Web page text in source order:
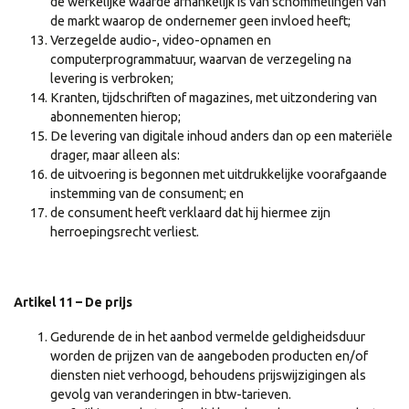
de markt waarop de ondernemer geen invloed heeft;
Verzegelde audio-, video-opnamen en
computerprogrammatuur, waarvan de verzegeling na
levering is verbroken;
Kranten, tijdschriften of magazines, met uitzondering van
abonnementen hierop;
De levering van digitale inhoud anders dan op een materiële
drager, maar alleen als:
de uitvoering is begonnen met uitdrukkelijke voorafgaande
instemming van de consument; en
de consument heeft verklaard dat hij hiermee zijn
herroepingsrecht verliest.
Artikel 11 – De prijs
Gedurende de in het aanbod vermelde geldigheidsduur
worden de prijzen van de aangeboden producten en/of
diensten niet verhoogd, behoudens prijswijzigingen als
gevolg van veranderingen in btw-tarieven.